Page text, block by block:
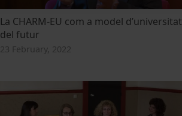
La CHARM-EU com a model d’universitat
del futur
23 February, 2022